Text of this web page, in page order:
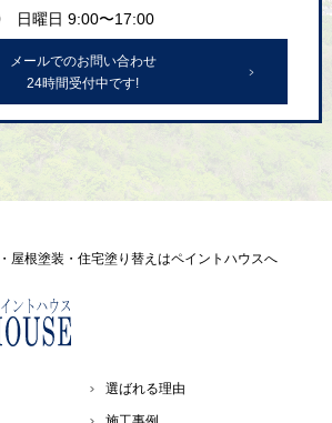
日曜日 9:00〜17:00
メールでのお問い合わせ
24時間受付中です!
屋根塗装・住宅塗り替えはペイントハウスへ
選ばれる理由